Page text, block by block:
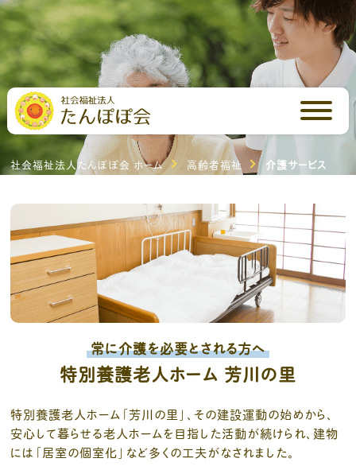
高齢者福祉
介護サービス
社会福祉法人たんぽぽ会 ホーム 高齢者福祉 介護サービス
常に介護を必要とされる方へ
特別養護老人ホーム 芳川の里
特別養護老人ホーム「芳川の里」、その建設運動の始めから、
安心して暮らせる老人ホームを目指した活動が続けられ、建物
には「居室の個室化」など多くの工夫がなされました。